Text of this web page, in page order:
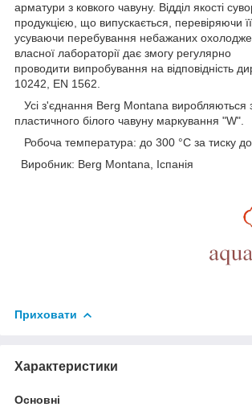
арматури з ковкого чавуну. Відділ якості
продукцією, що випускається, перевіряючи
усуваючи перебування небажаних
власної лабораторії дає змогу регулярно
проводити випробування на відповідність
10242, EN 1562.
Усі з'єднання Berg Montana виробляються
пластичного білого чавуну маркування "W".
Робоча температура: до 300 °C за тиску
Виробник: Berg Montana, Іспанія
Приховати
Характеристики
Основні